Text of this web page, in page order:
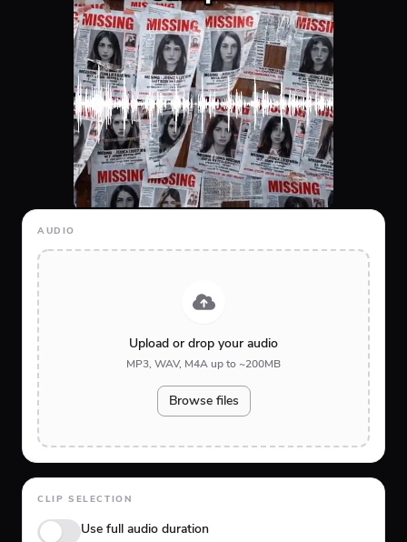
AUDIO
Upload or drop your audio
MP3, WAV, M4A up to ~200MB
Browse files
CLIP SELECTION
Use full audio duration